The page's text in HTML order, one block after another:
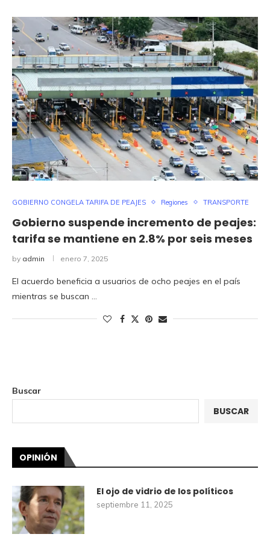
GOBIERNO CONGELA TARIFA DE PEAJES Regiones TRANSPORTE
Gobierno suspende incremento de peajes:
tarifa se mantiene en 2.8% por seis meses
by admin enero 7, 2025
El acuerdo beneficia a usuarios de ocho peajes en el país
mientras se buscan …
Buscar
BUSCAR
OPINIÓN
El ojo de vidrio de los políticos
septiembre 11, 2025